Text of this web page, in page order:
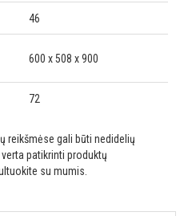
46
600 x 508 x 900
72
reikšmėse gali būti nedidelių
patikrinti produktų
su mumis.